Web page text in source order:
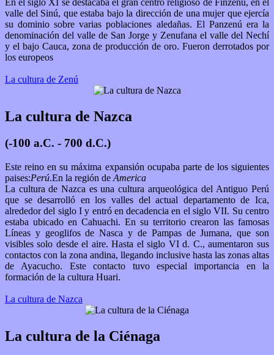
valle del Sinú, que estaba bajo la dirección de una mujer que ejercía
su dominio sobre varias poblaciones aledañas. El Panzenú era la
denominación del valle de San Jorge y Zenufana el valle del Nechí
y el bajo Cauca, zona de producción de oro. Fueron derrotados por
los europeos
La cultura de Zenú
La cultura de Nazca
(-100 a.C. - 700 d.C.)
Este reino en su máxima expansión ocupaba parte de los siguientes
paises:Perú.En la región de America
La cultura de Nazca es una cultura arqueológica del Antiguo Perú
que se desarrolló en los valles del actual departamento de Ica,
alrededor del siglo I y entró en decadencia en el siglo VII. Su centro
estaba ubicado en Cahuachi. En su territorio crearon las famosas
Líneas y geoglifos de Nasca y de Pampas de Jumana, que son
visibles solo desde el aire. Hasta el siglo VI d. C., aumentaron sus
contactos con la zona andina, llegando inclusive hasta las zonas altas
de Ayacucho. Este contacto tuvo especial importancia en la
formación de la cultura Huari.
La cultura de Nazca
La cultura de la Ciénaga